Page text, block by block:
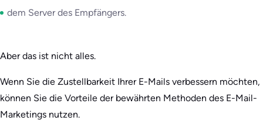
dem Server des Empfängers.
Aber das ist nicht alles.
Wenn Sie die Zustellbarkeit Ihrer E-Mails verbessern möchten,
können Sie die Vorteile der bewährten Methoden des E-Mail-
Marketings nutzen.